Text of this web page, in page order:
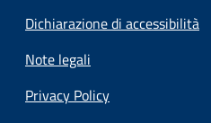
Dichiarazione di accessibilità
Note legali
Privacy Policy